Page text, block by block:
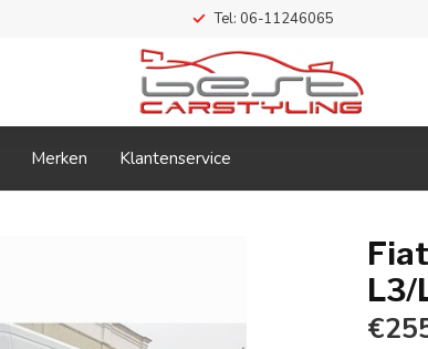
Tel: 06-11246065
Merken Klantenservice
L3/